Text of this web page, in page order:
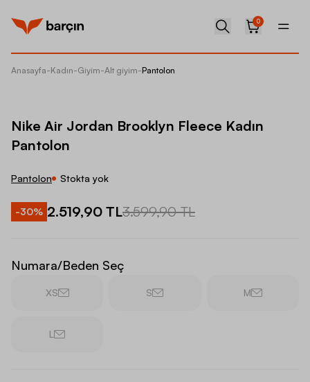
0
Anasayfa-Kadın-Giyim-Alt giyim-Pantolon
Nike Air Jordan Brooklyn Fleece Kadın
Pantolon
Pantolon Stokta yok
-30% 2.519,90 TL3.599,90 TL
Numara/Beden Seç
XS S M
L